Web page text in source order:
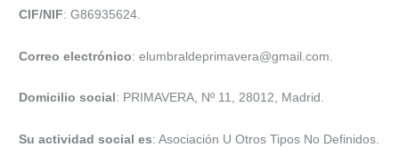
CIF/NIF: G86935624.
Correo electrónico: elumbraldeprimavera@gmail.com.
Domicilio social : PRIMAVERA, Nº 11, 28012, Madrid.
Su actividad social es: Asociación U Otros Tipos No Definidos.